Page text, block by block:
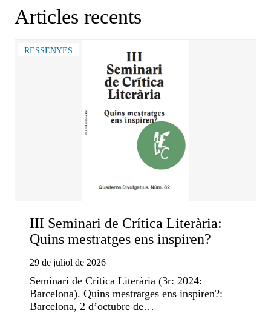
Articles recents
RESSENYES
III Seminari de Crítica Literària:
Quins mestratges ens inspiren?
29 de juliol de 2026
Seminari de Crítica Literària (3r: 2024:
Barcelona). Quins mestratges ens inspiren?:
Barcelona, 2 d’octubre de…